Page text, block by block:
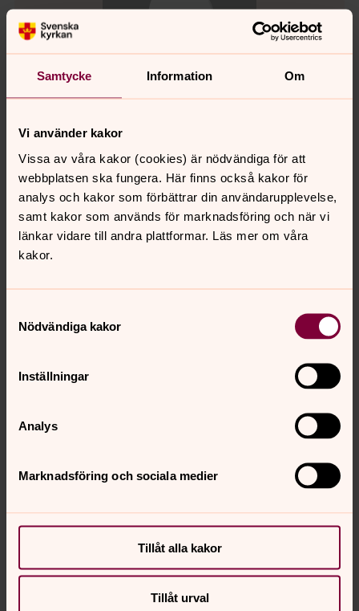
Samtycke Information Om
Vi använder kakor
Vissa av våra kakor (cookies) är nödvändiga för att
webbplatsen ska fungera. Här finns också kakor för
analys och kakor som förbättrar din användarupplevelse,
samt kakor som används för marknadsföring och när vi
länkar vidare till andra plattformar. Läs mer om våra
kakor.
Nödvändiga kakor
Inställningar
Analys
Marknadsföring och sociala medier
Tillåt alla kakor
Tillåt urval
Ingela Bengtsson (ÖKA)
Domkapitlet (ersättare), Stiftsstyrelsen (ersättare),
Svenska kyrkan Uppsala stift
E-post:ingela.bengtsson2@svenskakyrkan.se